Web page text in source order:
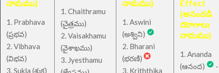
నామము)
1. Prabhava
(ప్రభవ)
2. Vibhava
(విభవ)
3. Sukla (శుక్ల)
1. Chaithramu
(చైత్రము)
2. Vaisakhamu
(వైశాఖము)
3. Jyesthamu
నామము)
1. Aswini
(అశ్విని)
2. Bharani
(భరణి)
3. Kriththika
Effect
(అనందడి
యోగాలు
నామము)
1. Ananda
(ఆనంద)
-